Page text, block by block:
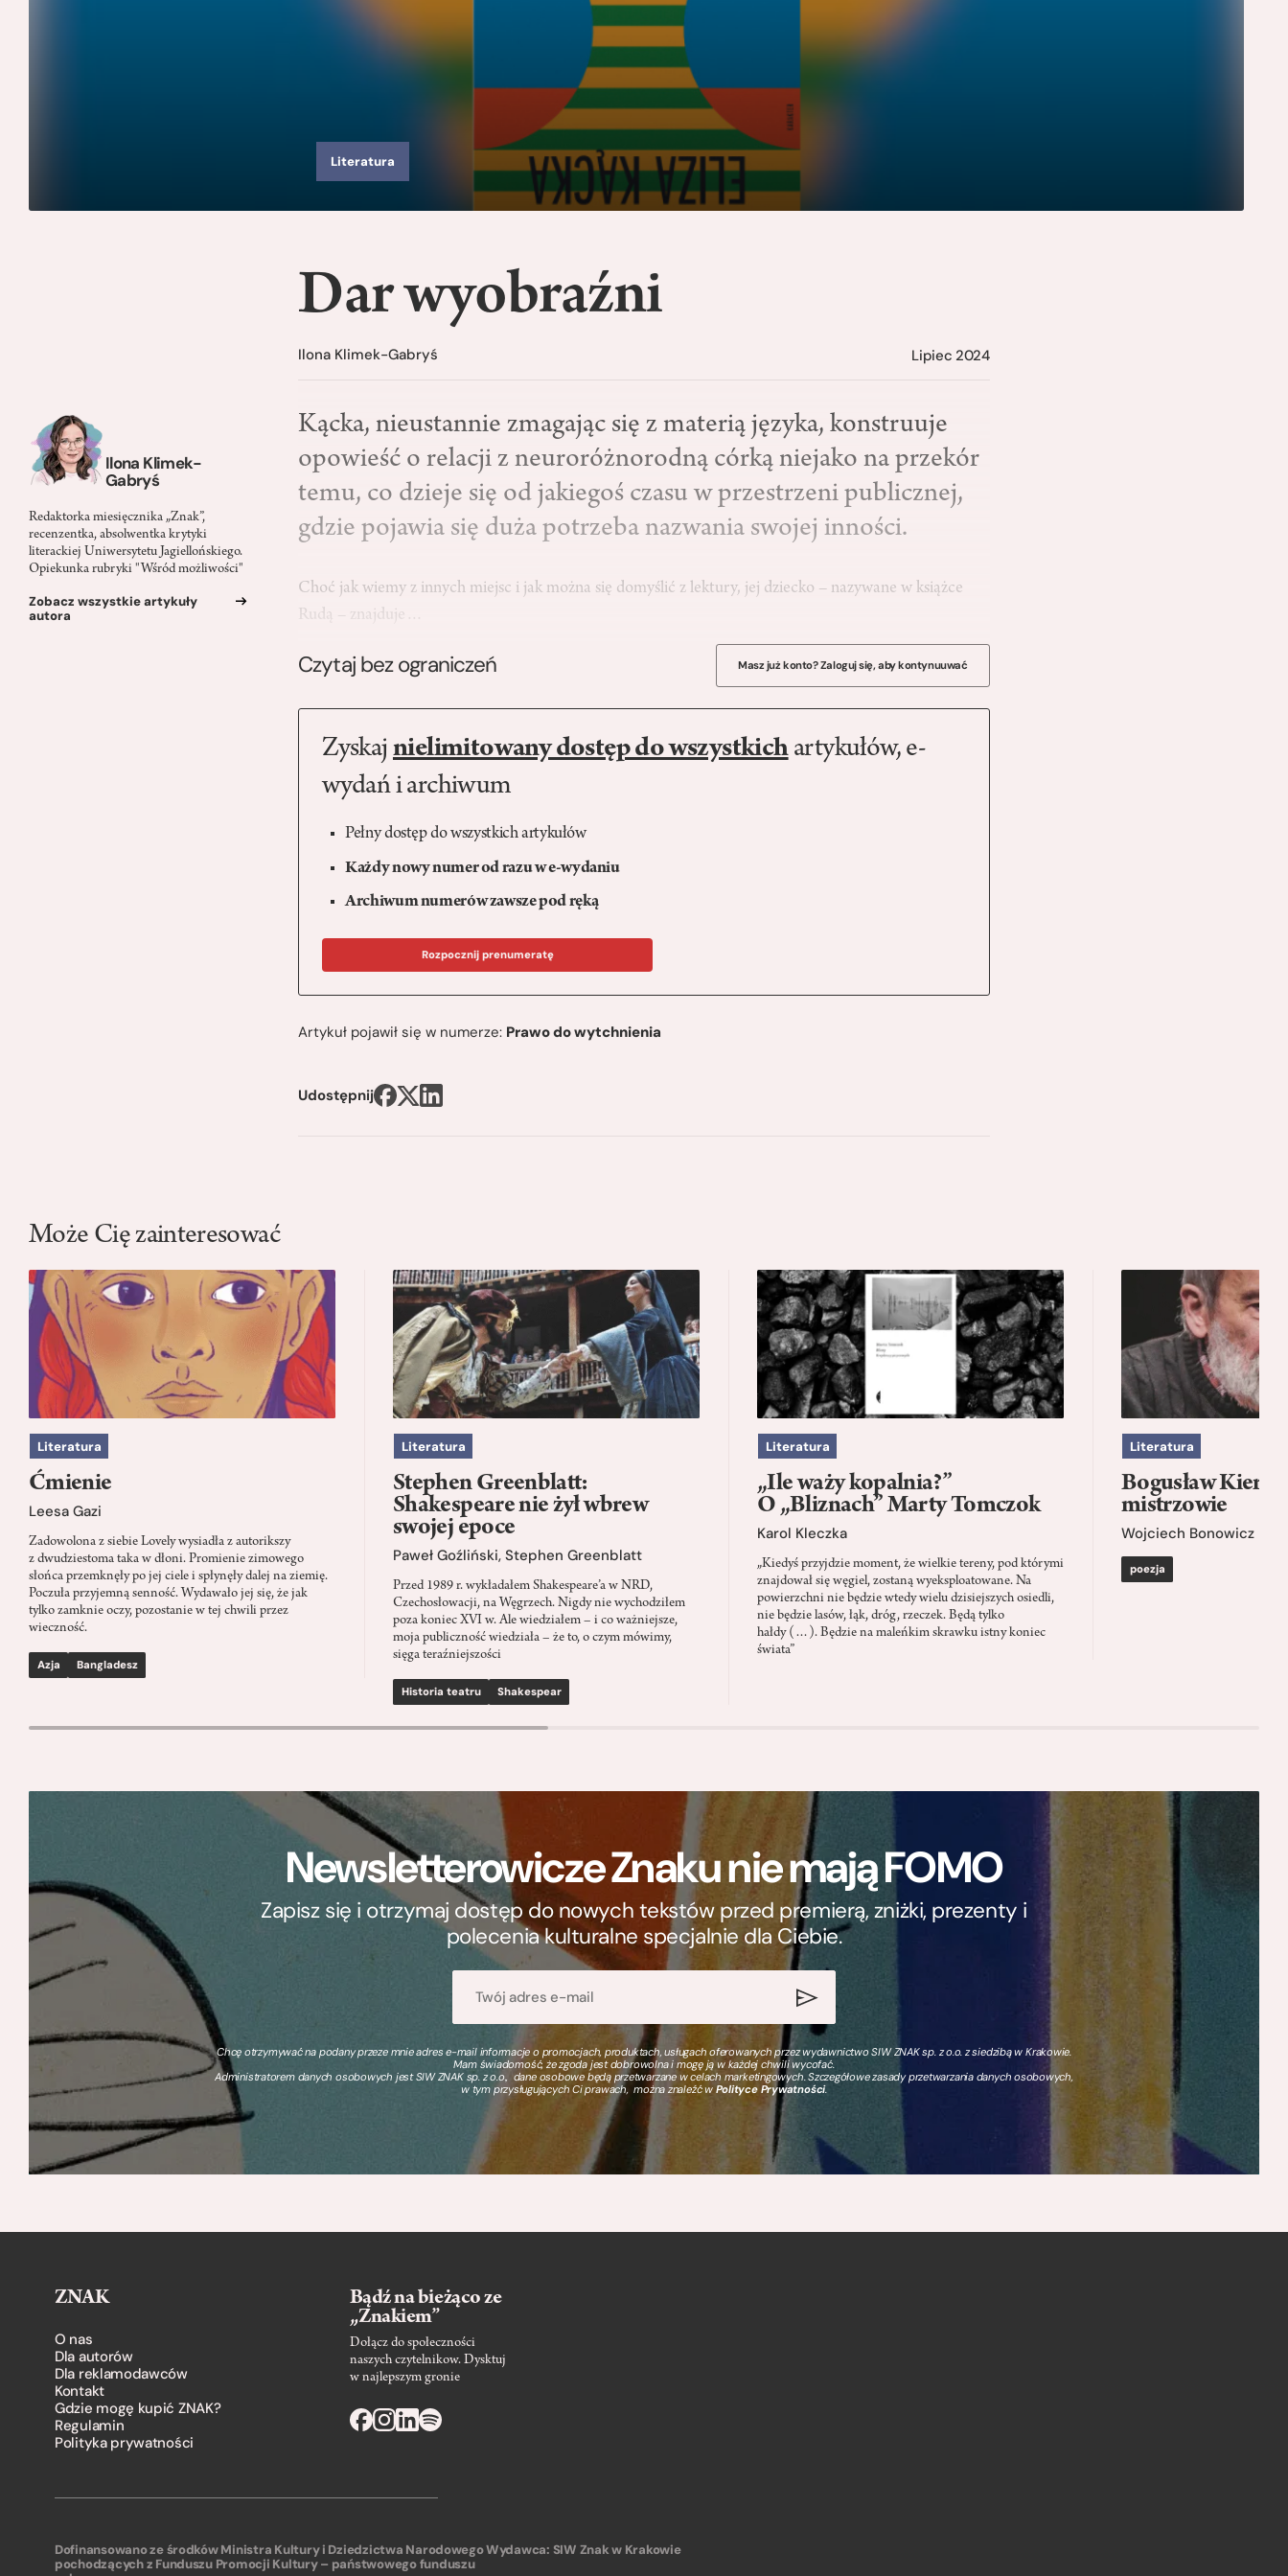
Literatura
Ilona Klimek-
Gabryś
Redaktorka miesięcznika „Znak”,
recenzentka, absolwentka krytyki
literackiej Uniwersytetu Jagiellońskiego.
Opiekunka rubryki "Wśród możliwości"
Zobacz wszystkie artykuły
autora
Dar wyobraźni
Ilona Klimek-Gabryś Lipiec 2024
Kącka, nieustannie zmagając się z materią języka, konstruuje
opowieść o relacji z neuroróżnorodną córką niejako na przekór
temu, co dzieje się od jakiegoś czasu w przestrzeni publicznej,
gdzie pojawia się duża potrzeba nazwania swojej inności.
Choć jak wiemy z innych miejsc i jak można się domyślić z lektury, jej dziecko – nazywane w książce
Rudą – znajduje…
Czytaj bez ograniczeń Masz już konto? Zaloguj się, aby kontynuuwać
Zyskaj nielimitowany dostęp do wszystkichartykułów, e-
wydań i archiwum
Pełny dostęp do wszystkich artykułów
Każdy nowy numer od razu w e-wydaniu
Archiwum numerów zawsze pod ręką
Rozpocznij prenumeratę
Artykuł pojawił się w numerze: Prawo do wytchnienia
Udostępnij
Może Cię zainteresować
Literatura
Ćmienie
Leesa Gazi
Zadowolona z siebie Lovely wysiadła z autorikszy
z dwudziestoma taka w dłoni. Promienie zimowego
słońca przemknęły po jej ciele i spłynęły dalej na ziemię.
Poczuła przyjemną senność. Wydawało jej się, że jak
tylko zamknie oczy, pozostanie w tej chwili przez
wieczność.
Azja Bangladesz
Literatura
Stephen Greenblatt:
Shakespeare nie żył wbrew
swojej epoce
Paweł Goźliński, Stephen Greenblatt
Przed 1989 r. wykładałem Shakespeare’a w NRD,
Czechosłowacji, na Węgrzech. Nigdy nie wychodziłem
poza koniec XVI w. Ale wiedziałem – i co ważniejsze,
moja publiczność wiedziała – że to, o czym mówimy,
sięga teraźniejszości
Historia teatru Shakespear
Literatura
„Ile waży kopalnia?”
O „Bliznach” Marty Tomczok
Karol Kleczka
„Kiedyś przyjdzie moment, że wielkie tereny, pod którymi
znajdował się węgiel, zostaną wyeksploatowane. Na
powierzchni nie będzie wtedy wielu dzisiejszych osiedli,
nie będzie lasów, łąk, dróg, rzeczek. Będą tylko
hałdy (…). Będzie na maleńkim skrawku istny koniec
świata”
Literatura
Bogusław Kierc
mistrzowie
Wojciech Bonowicz
poezja
Newsletterowicze Znaku nie mają FOMO
Zapisz się i otrzymaj dostęp do nowych tekstów przed premierą, zniżki, prezenty i
polecenia kulturalne specjalnie dla Ciebie.
Chcę otrzymywać na podany przeze mnie adres e-mail informacje o promocjach, produktach, usługach oferowanych przez wydawnictwo SIW ZNAK sp. z o.o. z siedzibą w Krakowie.
Mam świadomość, że zgoda jest dobrowolna i mogę ją w każdej chwili wycofać.
Administratorem danych osobowych jest SIW ZNAK sp. z o.o., dane osobowe będą przetwarzane w celach marketingowych. Szczegółowe zasady przetwarzania danych osobowych,
w tym przysługujących Ci prawach, można znaleźć wPolityce Prywatności.
ZNAK
O nas
Dla autorów
Dla reklamodawców
Kontakt
Gdzie mogę kupić ZNAK?
Regulamin
Polityka prywatności
Bądź na bieżąco ze
„Znakiem”
Dołącz do społeczności
naszych czytelnikow. Dysktuj
w najlepszym gronie
Dofinansowano ze środków Ministra Kultury i Dziedzictwa Narodowego
pochodzących z Funduszu Promocji Kultury – państwowego funduszu
Wydawca: SIW Znak w Krakowie